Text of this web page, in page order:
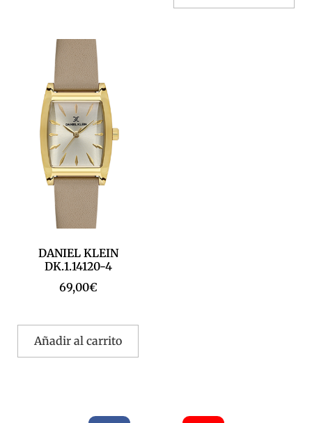
DANIEL KLEIN
DK.1.14120-4
69,00€
Añadir al carrito